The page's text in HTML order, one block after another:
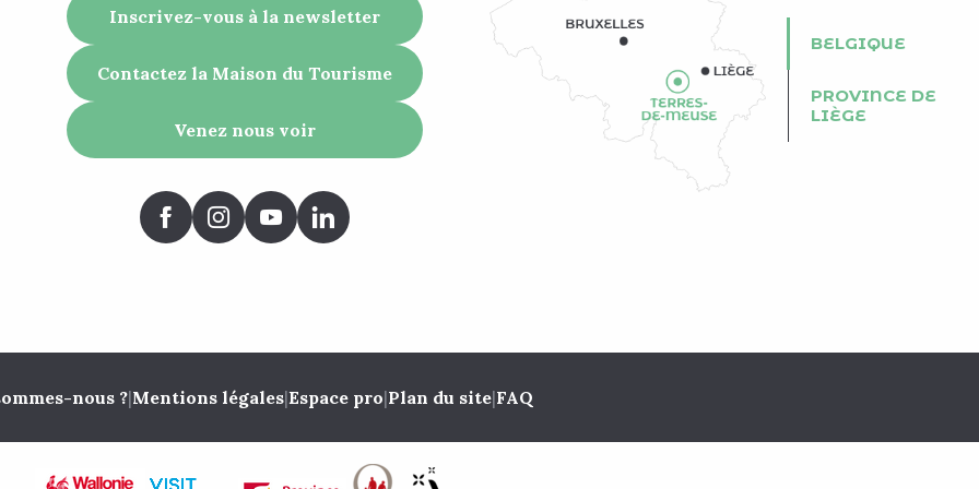
Inscrivez-vous à la newsletter
Contactez la Maison du Tourisme
Venez nous voir
BELGIQUE
PROVINCE DE
LIÈGE
nous ?|Mentions légales|Espace pro|Plan du site|FAQ